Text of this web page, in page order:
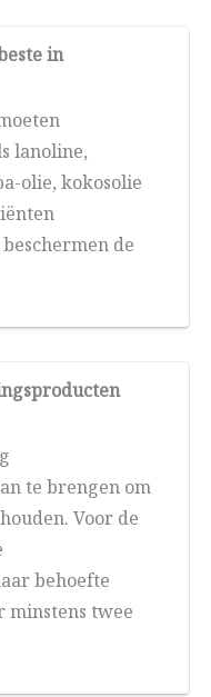
in
lanoline,
olie, kokosolie
de
te brengen om
Voor de
behoefte
minstens twee